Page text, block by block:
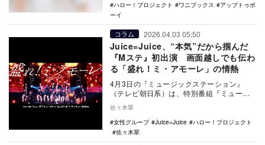
ハロー！プロジェクト
ワニブックス
アップトゥボ
ーイ
コラム 2026.04.03 05:50
Juice=Juice、“本気”だから掴んだ
『Mステ』初出演 画面越しでも伝わ
る「盛れ！ミ・アモーレ」の情熱
4月3日の『ミュージックステーション』
（テレビ朝日系）は、特別番組『ミュージ
3…
佐々木翠
女性グループ
Juice=Juice
ハロー！プロジェクト
佐々木翠